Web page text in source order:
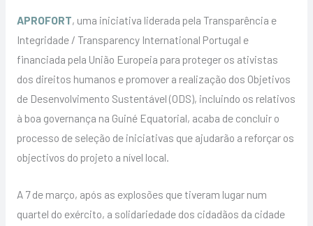
APROFORT, uma iniciativa liderada pela Transparência e
Integridade / Transparency International Portugal e
financiada pela União Europeia para proteger os ativistas
dos direitos humanos e promover a realização dos Objetivos
de Desenvolvimento Sustentável (ODS), incluindo os relativos
à boa governança na Guiné Equatorial, acaba de concluir o
processo de seleção de iniciativas que ajudarão a reforçar os
objectivos do projeto a nível local.
A 7 de março, após as explosões que tiveram lugar num
quartel do exército, a solidariedade dos cidadãos da cidade